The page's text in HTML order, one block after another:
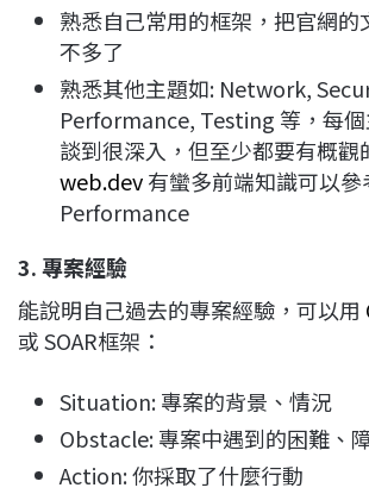
熟悉自己常用的框架，把官網的
不多了
熟悉其他主題如: Network,
Performance, Testing 等，每
談到很深入，但至少都要有概觀
web.dev有蠻多前端知識可以
Performance
3. 專案經驗
能說明自己過去的專案經驗，可以用
或 SOAR框架：
Situation: 專案的背景、情況
Obstacle: 專案中遇到的困難、
Action: 你採取了什麼行動